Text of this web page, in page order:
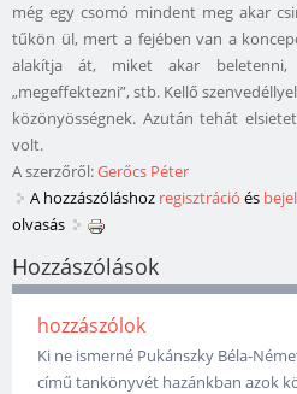
még egy csomó mindent meg akar
tűkön ül, mert a fejében van a
alakítja át, miket akar
„megeffektezni”, stb. Kellő
közönyösségnek. Azután tehát
volt.
A szerzőről:Gerőcs Péter
A hozzászóláshoz regisztráció és
olvasás
Hozzászólások
hozzászólok
Ki ne ismerné Pukánszky Béla-
című tankönyvét hazánkban azok